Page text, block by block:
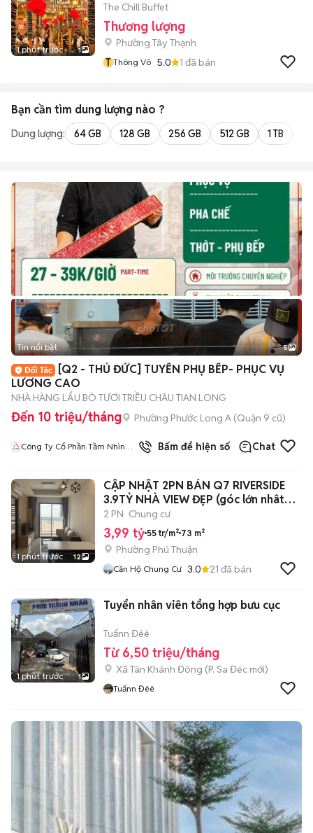
1 phút trước 1
The Chill Buffet
Thương lượng
Phường Tây Thạnh
T Thông Võ 5.0 1 đã bán
Bạn cần tìm dung lượng nào ?
Dung lượng: 64 GB 128 GB 256 GB 512 GB 1 TB
Tin nổi bật 5
[Q2 - THỦ ĐỨC] TUYỂN PHỤ BẾP- PHỤC VỤ
LƯƠNG CAO
NHÀ HÀNG LẨU BÒ TƯƠI TRIỀU CHÂU TIAN LONG
Đến 10 triệu/tháng Phường Phước Long A (Quận 9 cũ)
Công Ty Cổ Phần Tầm Nhìn
Bấm để hiện số Chat
1 phút trước 12
CẬP NHẬT 2PN BÁN Q7 RIVERSIDE
3.9TỶ NHÀ VIEW ĐẸP (góc lớn nhât
73m2)
2 PN Chung cư
3,99 tỷ 55 tr/m² 73 m²
Phường Phú Thuận
Căn Hộ Chung Cư 3.0 21 đã bán
1 phút trước 1
Tuyển nhân viên tổng hợp bưu cục
Tuấnn Đêê
Từ 6,50 triệu/tháng
Xã Tân Khánh Đông (P. Sa Đéc mới)
Tuấnn Đêê